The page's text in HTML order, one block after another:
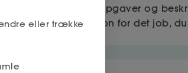
arbejdsopgaver og
motivation for det job, du
eller trække